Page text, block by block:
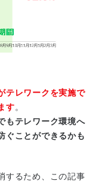
テレワークを実施で
す。
もテレワーク環境へ
ぐことができるかも
するため、この記事